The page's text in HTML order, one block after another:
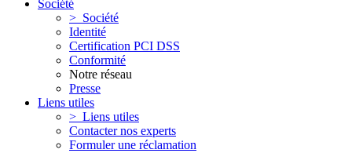
Société
> Société
Identité
Certification PCI DSS
Conformité
Notre réseau
Presse
Liens utiles
> Liens utiles
Contacter nos experts
Formuler une réclamation